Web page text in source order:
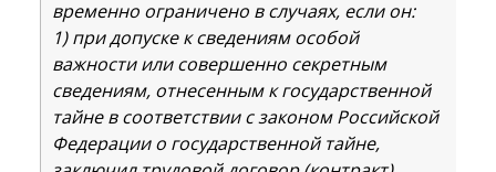
временно ограничено в случаях, если он:
1) при допуске к сведениям особой
важности или совершенно секретным
сведениям, отнесенным к государственной
тайне в соответствии с законом Российской
Федерации о государственной тайне,